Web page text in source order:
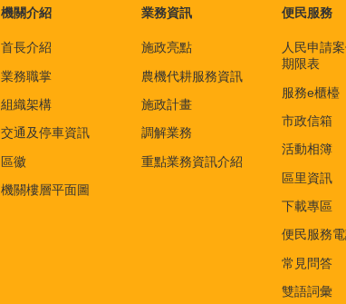
機關介紹
首長介紹
業務職掌
組織架構
交通及停車資訊
區徽
機關樓層平面圖
業務資訊
施政亮點
農機代耕服務資訊
施政計畫
調解業務
重點業務資訊介紹
便民服務
人民申請
期限表
服務e櫃檯
市政信箱
活動相簿
區里資訊
下載專區
便民服務
常見問答
雙語詞彙